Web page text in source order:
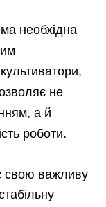
необхідна
не
а й
роботи.
свою важливу